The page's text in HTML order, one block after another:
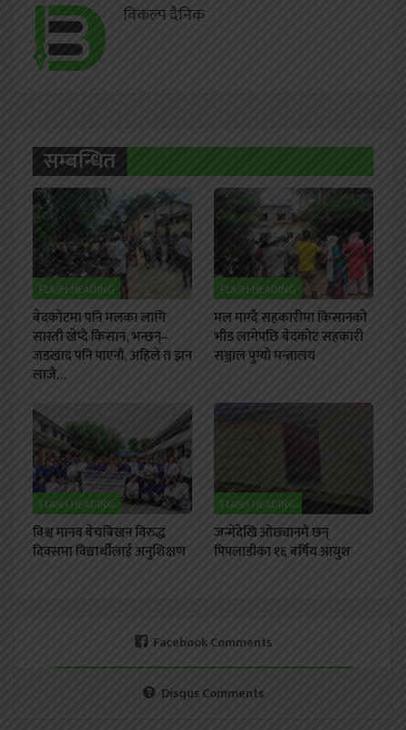
विकल्प दैनिक
सम्बन्धित
FLASH HEADING
बेदकोटमा पनि मलका लागि
सास्ती खेप्दै किसान, भन्छन्–
जडखाद पनि पाएनौ, अहिले त झन
लाजै…
FLASH HEADING
मल माग्दै सहकारीमा किसानको
भीड लागेपछि बेदकोट सहकारी
सञ्जाल पुग्यो मन्त्रालय
FLASH HEADING
विश्व मानव बेचबिखन विरुद्ध
दिवसमा विद्यार्थीलाई अनुशिक्षण
FLASH HEADING
जन्मेदेखि ओछ्यानमै छन्
पिपलाडीका १६ बर्षिय आयुश
Facebook Comments
Disqus Comments